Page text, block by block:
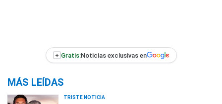
+ Gratis:Noticias exclusivas en
MÁS LEÍDAS
TRISTE NOTICIA